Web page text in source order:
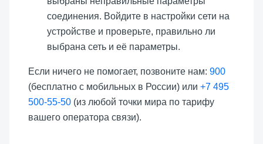
соединения. Войдите в настройки сети на
устройстве и проверьте, правильно ли
выбрана сеть и её параметры.
Если ничего не помогает, позвоните нам: 900
(бесплатно с мобильных в России) или +7 495
500-55-50 (из любой точки мира по тарифу
вашего оператора связи).